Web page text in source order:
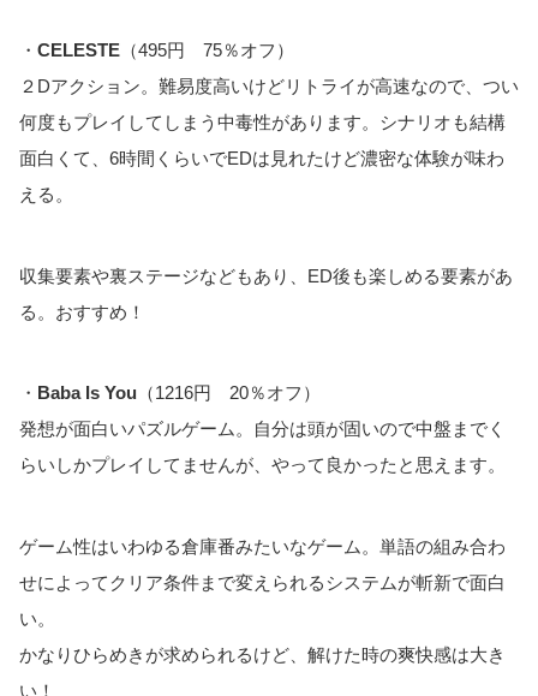
・ CELESTE （495円 75％オフ）
２Dアクション。難易度高いけどリトライが高速なので、つい
何度もプレイしてしまう中毒性があります。シナリオも結構
面白くて、6時間くらいでEDは見れたけど濃密な体験が味わ
える。
収集要素や裏ステージなどもあり、ED後も楽しめる要素があ
る。おすすめ！
・ Baba Is You （1216円 20％オフ）
発想が面白いパズルゲーム。自分は頭が固いので中盤までく
らいしかプレイしてませんが、やって良かったと思えます。
ゲーム性はいわゆる倉庫番みたいなゲーム。単語の組み合わ
せによってクリア条件まで変えられるシステムが斬新で面白
い。
かなりひらめきが求められるけど、解けた時の爽快感は大き
い！